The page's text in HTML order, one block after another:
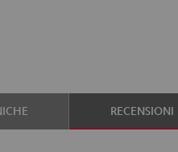
RECENSIONI